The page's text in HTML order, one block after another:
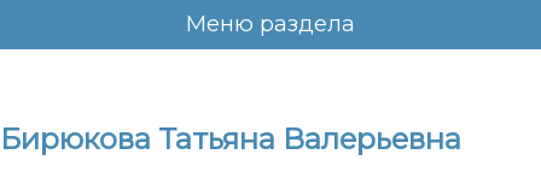
Бирюкова Татьяна Валерьевна
Меню раздела